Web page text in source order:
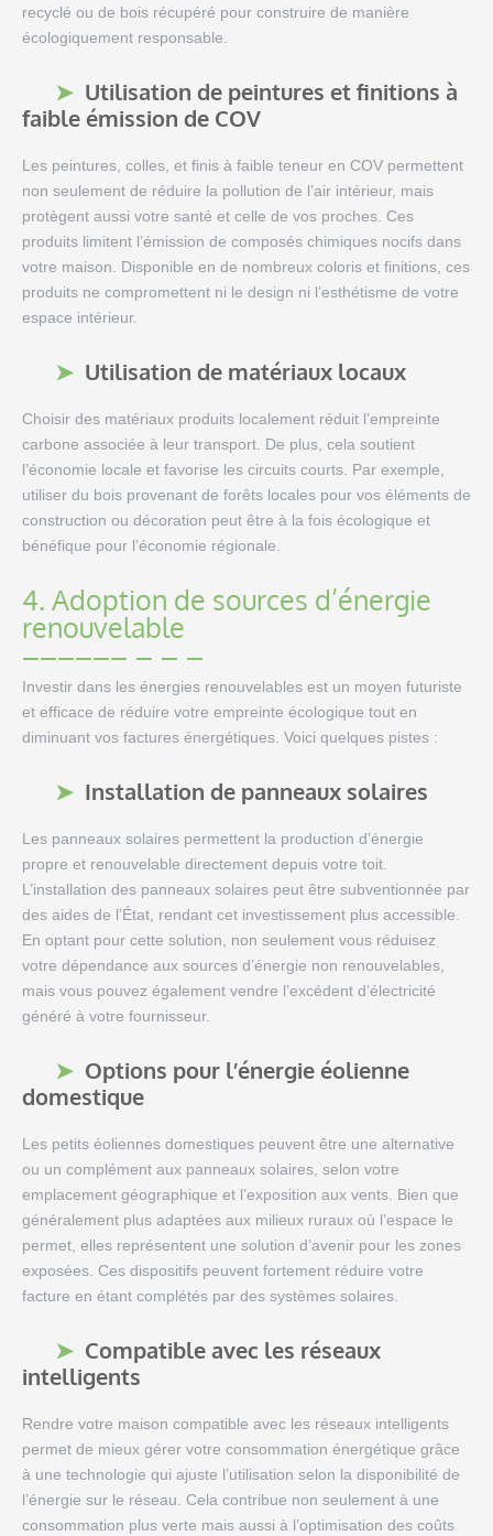
recyclé ou de bois récupéré pour construire de manière
écologiquement responsable.
Utilisation de peintures et finitions à
faible émission de COV
Les peintures, colles, et finis à faible teneur en COV permettent
non seulement de réduire la pollution de l’air intérieur, mais
protègent aussi votre santé et celle de vos proches. Ces
produits limitent l’émission de composés chimiques nocifs dans
votre maison. Disponible en de nombreux coloris et finitions, ces
produits ne compromettent ni le design ni l’esthétisme de votre
espace intérieur.
Utilisation de matériaux locaux
Choisir des matériaux produits localement réduit l’empreinte
carbone associée à leur transport. De plus, cela soutient
l’économie locale et favorise les circuits courts. Par exemple,
utiliser du bois provenant de forêts locales pour vos éléments de
construction ou décoration peut être à la fois écologique et
bénéfique pour l’économie régionale.
4. Adoption de sources d’énergie
renouvelable
Investir dans les énergies renouvelables est un moyen futuriste
et efficace de réduire votre empreinte écologique tout en
diminuant vos factures énergétiques. Voici quelques pistes :
Installation de panneaux solaires
Les panneaux solaires permettent la production d’énergie
propre et renouvelable directement depuis votre toit.
L’installation des panneaux solaires peut être subventionnée par
des aides de l’État, rendant cet investissement plus accessible.
En optant pour cette solution, non seulement vous réduisez
votre dépendance aux sources d’énergie non renouvelables,
mais vous pouvez également vendre l’excédent d’électricité
généré à votre fournisseur.
Options pour l’énergie éolienne
domestique
Les petits éoliennes domestiques peuvent être une alternative
ou un complément aux panneaux solaires, selon votre
emplacement géographique et l’exposition aux vents. Bien que
généralement plus adaptées aux milieux ruraux où l’espace le
permet, elles représentent une solution d’avenir pour les zones
exposées. Ces dispositifs peuvent fortement réduire votre
facture en étant complétés par des systèmes solaires.
Compatible avec les réseaux
intelligents
Rendre votre maison compatible avec les réseaux intelligents
permet de mieux gérer votre consommation énergétique grâce
à une technologie qui ajuste l’utilisation selon la disponibilité de
l’énergie sur le réseau. Cela contribue non seulement à une
consommation plus verte mais aussi à l’optimisation des coûts